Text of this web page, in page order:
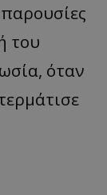
του
όταν